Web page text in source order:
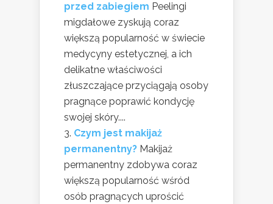
przed zabiegiem Peelingi
migdałowe zyskują coraz
większą popularność w świecie
medycyny estetycznej, a ich
delikatne właściwości
złuszczające przyciągają osoby
pragnące poprawić kondycję
swojej skóry....
Czym jest makijaż
permanentny? Makijaż
permanentny zdobywa coraz
większą popularność wśród
osób pragnących uprościć